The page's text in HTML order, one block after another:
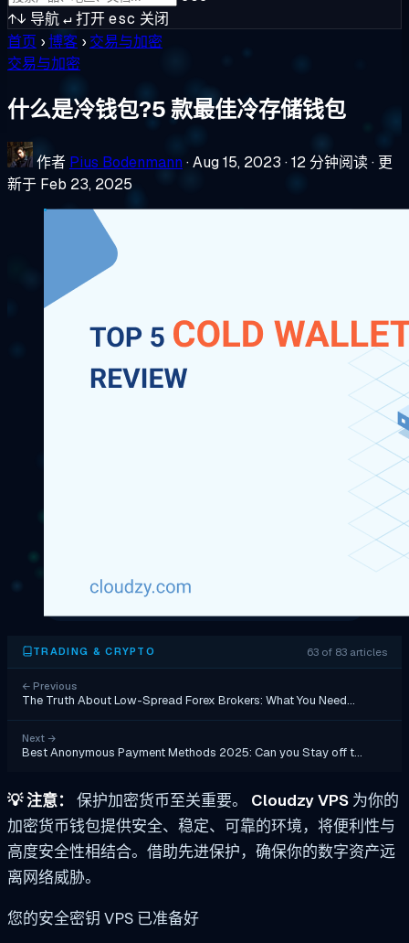
↑↓ 导航↵打开esc 关闭
首页 ›博客 › 交易与加密
交易与加密
什么是冷钱包?5 款最佳冷存储钱包
作者 Pius Bodenmann ·Aug 15, 2023 ·12 分钟阅读· 更
新于 Feb 23, 2025
TRADING & CRYPTO 63 of 83 articles
← Previous
The Truth About Low-Spread Forex Brokers: What You Need…
Next →
Best Anonymous Payment Methods 2025: Can you Stay off t…
💡注意： 保护加密货币至关重要。 Cloudzy VPS 为你的
加密货币钱包提供安全、稳定、可靠的环境，将便利性与
高度安全性相结合。借助先进保护，确保你的数字资产远
离网络威胁。
您的安全密钥 VPS 已准备好